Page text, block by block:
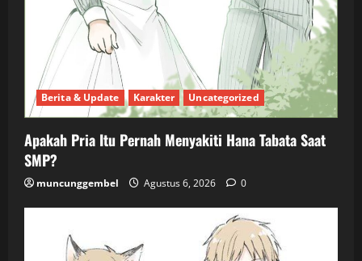
Berita & Update Karakter Uncategorized
Apakah Pria Itu Pernah Menyakiti Hana Tabata Saat
SMP?
muncunggembel Agustus 6, 2026 0